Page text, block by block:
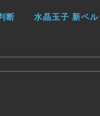
断
水晶玉子 新ペ